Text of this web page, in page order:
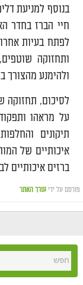
בנוסף למניעת
חיי הברז בחדר
לפתח בעיות
ותחזוקה
ולהימנע מהצורך
לסיכום,
על מראהו
תיקונים
איכותיים של
ברזים איכותיים
פורסם על ידי עורך האתר